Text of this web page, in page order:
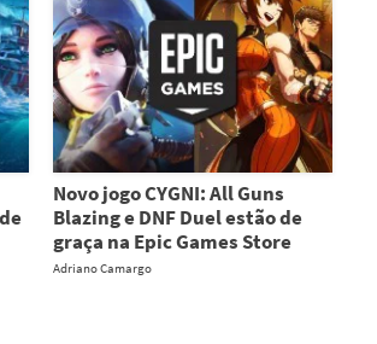
Novo jogo CYGNI: All Guns
Blazing e DNF Duel estão de
graça na Epic Games Store
Adriano Camargo